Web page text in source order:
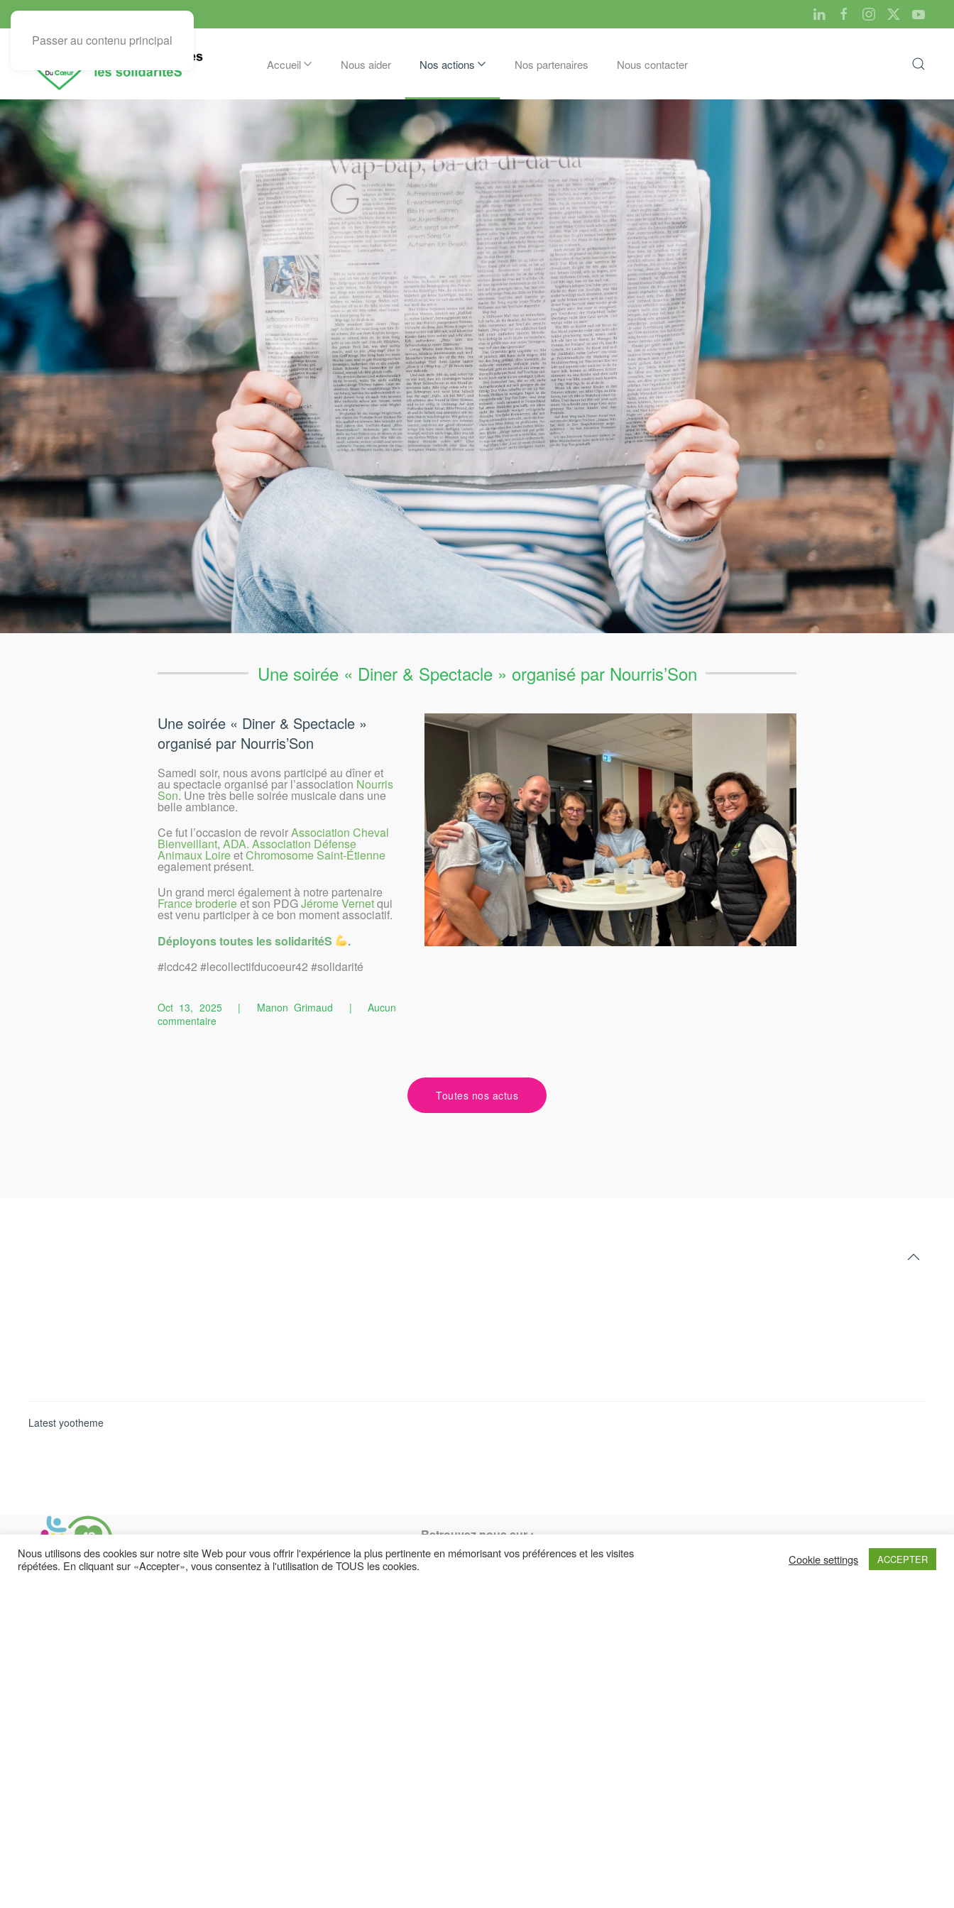
Passer au contenu principal
Accueil Nous aider Nos actions Nos partenaires Nous contacter
Une soirée « Diner & Spectacle » organisé par Nourris’Son
Une soirée « Diner & Spectacle »
organisé par Nourris’Son
Samedi soir, nous avons participé au dîner et
au spectacle organisé par l’association Nourris
Son. Une très belle soirée musicale dans une
belle ambiance.
Ce fut l’occasion de revoirAssociation Cheval
Bienveillant, ADA. Association Défense
Animaux LoireetChromosome Saint-Étienne
egalement présent.
Un grand merci également à notre partenaire
France broderieet son PDGJérome Vernetqui
est venu participer à ce bon moment associatif.
Déployons toutes les solidaritéS
.
#lcdc42 #lecollectifducoeur42 #solidarité
Oct 13, 2025| Manon Grimaud |Aucun
commentairesur
Toutes nos actus
Latest yootheme
Retrouvez nous sur :
Haut de page
Nous utilisons des cookies sur notre site Web pour vous offrir l'expérience la plus pertinente en mémorisant vos préférences et les visites
répétées. En cliquant sur «Accepter», vous consentez à l'utilisation de TOUS les cookies.
Cookie settings ACCEPTER